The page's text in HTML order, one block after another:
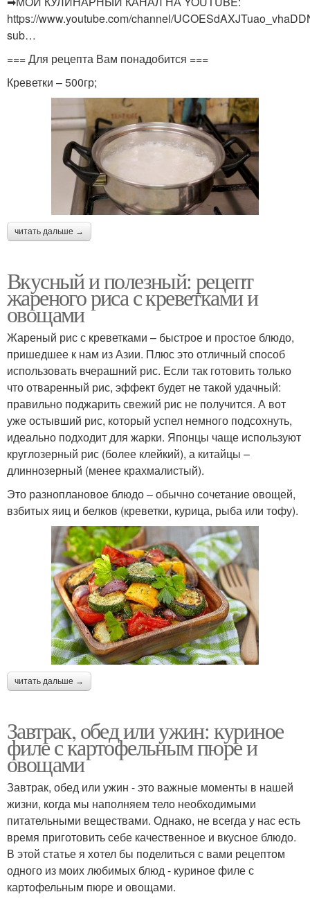
https://www.youtube.com/channel/
sub…
=== Для рецепта Вам понадобится ===
Креветки – 500гр;
читать дальше →
Вкусный и полезный: рецепт
жареного риса с креветками и
овощами
Жареный рис с креветками – быстрое и простое блюдо,
пришедшее к нам из Азии. Плюс это отличный способ
использовать вчерашний рис. Если так готовить только
что отваренный рис, эффект будет не такой удачный:
правильно поджарить свежий рис не получится. А вот
уже остывший рис, который успел немного подсохнуть,
идеально подходит для жарки. Японцы чаще используют
круглозерный рис (более клейкий), а китайцы –
длиннозерный (менее крахмалистый).
Это разноплановое блюдо – обычно сочетание овощей,
взбитых яиц и белков (креветки, курица, рыба или тофу).
читать дальше →
Завтрак, обед или ужин: куриное
филе с картофельным пюре и
овощами
Завтрак, обед или ужин - это важные моменты в нашей
жизни, когда мы наполняем тело необходимыми
питательными веществами. Однако, не всегда у нас есть
время приготовить себе качественное и вкусное блюдо.
В этой статье я хотел бы поделиться с вами рецептом
одного из моих любимых блюд - куриное филе с
картофельным пюре и овощами.